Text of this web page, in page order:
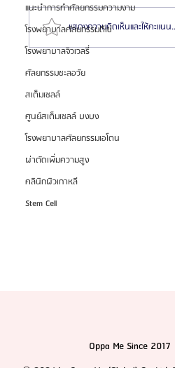
แนะนำการทำศัลยกรรมความงาม
โรงพยาบาลศัลยกรรมดีเซ่
โรงพยาบาลจิวเวลรี่
ศัลยกรรมชะลอวัย
สเต็มเซลล์
ศูนย์สเต็มเซลล์ บงบง
โรงพยาบาลศัลยกรรมเอโตน
ผ่าตัดเพิ่มความสูง
คลินิกผิวเกาหลี
Stem Cell
รวมสุดยอดรีวิว 14 รพ.ศัลย
มาแล้ว! 2025
แสดงความคิดเห็นและให้คะแนน
Oppa Me Since 2017